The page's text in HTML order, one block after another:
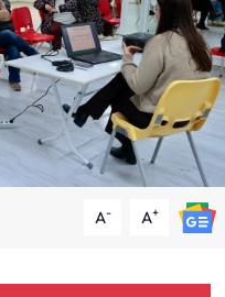
A- A+